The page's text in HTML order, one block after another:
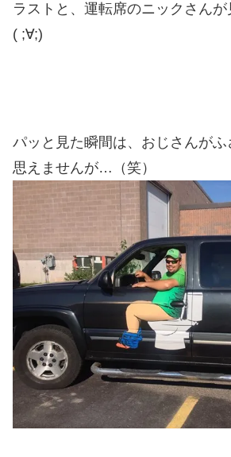
ラストと、運転席のニックさん
( ;∀;)
パッと見た瞬間は、おじさんが
思えませんが…（笑）